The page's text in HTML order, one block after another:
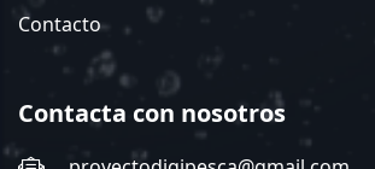
Contacto
Contacta con nosotros